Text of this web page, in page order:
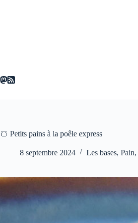
🍞 Petits pains à la poêle express
8 septembre 2024 Les bases, Pain,